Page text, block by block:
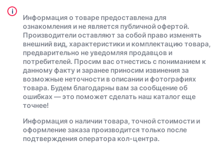
i
Информация о товаре предоставлена для
ознакомления и не является публичной офертой.
Производители оставляют за собой право изменять
внешний вид, характеристики и комплектацию товара,
предварительно не уведомляя продавцов и
потребителей. Просим вас отнестись с пониманием к
данному факту и заранее приносим извинения за
возможные неточности в описании и фотографиях
товара. Будем благодарны вам за сообщение об
ошибках — это поможет сделать наш каталог еще
точнее!
Информация о наличии товара, точной стоимости и
оформление заказа производится только после
подтверждения оператора кол-центра.